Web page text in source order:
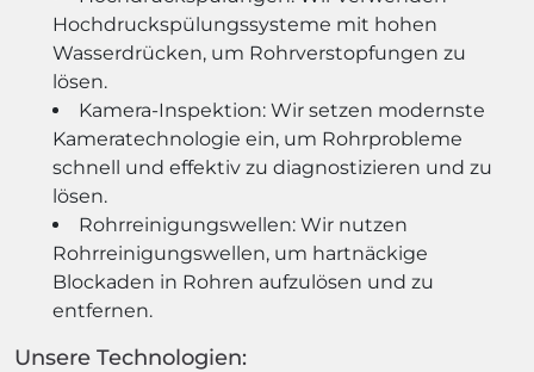
Hochdruckspülungssysteme mit hohen
Wasserdrücken, um Rohrverstopfungen zu
lösen.
Kamera-Inspektion: Wir setzen modernste
Kameratechnologie ein, um Rohrprobleme
schnell und effektiv zu diagnostizieren und zu
lösen.
Rohrreinigungswellen: Wir nutzen
Rohrreinigungswellen, um hartnäckige
Blockaden in Rohren aufzulösen und zu
entfernen.
Unsere Technologien: